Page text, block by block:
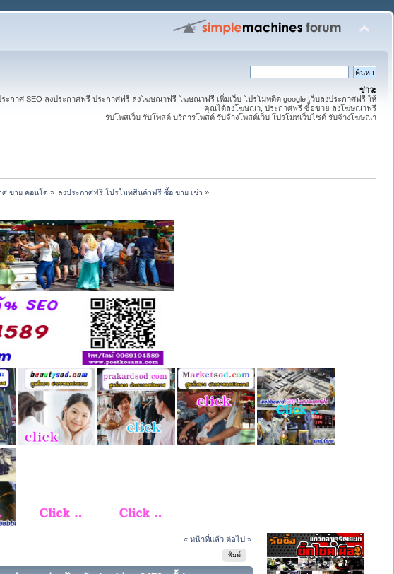
ข่าว:
ระกาศ SEO ลงประกาศฟรี ประกาศฟรี ลงโฆษณาฟรี โฆษณาฟรี เพิ่มเว็บ โปรโมทติด google เว็บลงประกาศฟรี ให้
คุณได้ลงโฆษณา, ประกาศฟรี ซื้อขาย ลงโฆษณาฟรี
รับโพสเว็บ รับโพสต์ บริการโพสต์ รับจ้างโพสต์เว็บ โปรโมทเว็บไซต์ รับจ้างโฆษณา
ขาย คอนโด » ลงประกาศฟรี โปรโมทสินค้าฟรี ซื้อ ขาย เช่า »
« หน้าที่แล้ว ต่อไป »
พิมพ์